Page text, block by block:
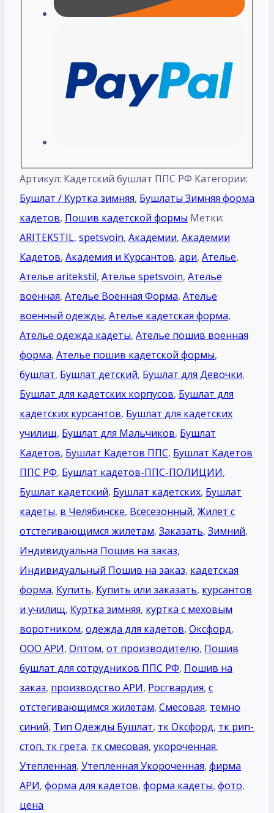
Артикул: Кадетский бушлат ППС РФ Категории:
Бушлат / Куртка зимняя, Бушлаты Зимняя форма
кадетов, Пошив кадетской формы Метки:
ARITEKSTIL, spetsvoin, Академии, Академии
Кадетов, Академия и Курсантов, ари, Ателье,
Ателье aritekstil, Ателье spetsvoin, Ателье
военная, Ателье Военная Форма, Ателье
военный одежды, Ателье кадетская форма,
Ателье одежда кадеты, Ателье пошив военная
форма, Ателье пошив кадетской формы,
бушлат, Бушлат детский, Бушлат для Девочки,
Бушлат для кадетских корпусов, Бушлат для
кадетских курсантов, Бушлат для кадетских
училищ, Бушлат для Мальчиков, Бушлат
Кадетов, Бушлат Кадетов ППС, Бушлат Кадетов
ППС РФ, Бушлат кадетов-ППС-ПОЛИЦИИ,
Бушлат кадетский, Бушлат кадетских, Бушлат
кадеты, в Челябинске, Всесезонный, Жилет с
отстегивающимся жилетам, Заказать, Зимний,
Индивидуальна Пошив на заказ,
Индивидуальный Пошив на заказ, кадетская
форма, Купить, Купить или заказать, курсантов
и училищ, Куртка зимняя, куртка с меховым
воротником, одежда для кадетов, Оксфорд,
ООО АРИ, Оптом, от производителю, Пошив
бушлат для сотрудников ППС РФ, Пошив на
заказ, производство АРИ, Росгвардия, с
отстегивающимся жилетам, Смесовая, темно
синий, Тип Одежды Бушлат, тк Оксфорд, тк рип-
стоп. тк грета, тк смесовая, укороченная,
Утепленная, Утепленная Укороченная, фирма
АРИ, форма для кадетов, форма кадеты, фото,
цена